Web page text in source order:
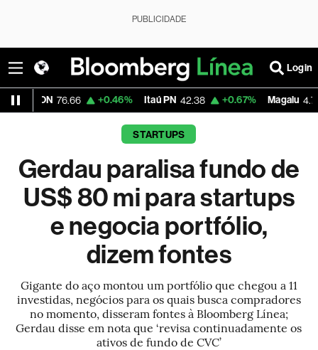
PUBLICIDADE
Login
+0.46% Itaú PN 42.38 +0.67% Magalu 4.79 -2.64%
STARTUPS
Gerdau paralisa fundo de
US$ 80 mi para startups
e negocia portfólio,
dizem fontes
Gigante do aço montou um portfólio que chegou a 11
investidas, negócios para os quais busca compradores
no momento, disseram fontes à Bloomberg Línea;
Gerdau disse em nota que ‘revisa continuadamente os
ativos de fundo de CVC’